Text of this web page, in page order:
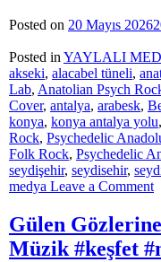
Posted on 20 Mayıs 2026
Posted in YAYLALI
akseki, alacabel tüneli,
Lab, Anatolian Psych
Cover, antalya, arabesk,
konya, konya antalya yolu,
Rock, Psychedelic
Folk Rock, Psychedelic
seydişehir, seydisehir,
medya Leave a Commenton
Gülen
Müzik #keşfet